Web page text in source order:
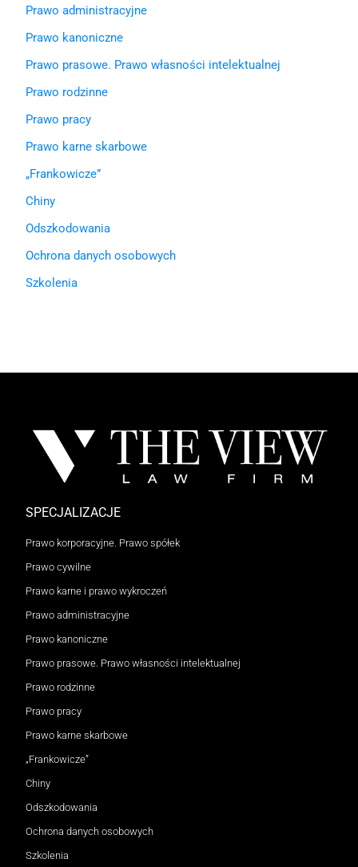
Prawo administracyjne
Prawo kanoniczne
Prawo prasowe. Prawo własności intelektualnej
Prawo rodzinne
Prawo pracy
Prawo karne skarbowe
„Frankowicze”
Chiny
Odszkodowania
Ochrona danych osobowych
Szkolenia
SPECJALIZACJE
Prawo korporacyjne. Prawo spółek
Prawo cywilne
Prawo karne i prawo wykroczeń
Prawo administracyjne
Prawo kanoniczne
Prawo prasowe. Prawo własności intelektualnej
Prawo rodzinne
Prawo pracy
Prawo karne skarbowe
„Frankowicze”
Chiny
Odszkodowania
Ochrona danych osobowych
Szkolenia